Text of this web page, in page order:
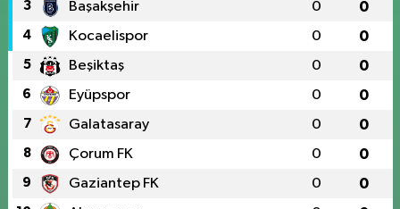
3 Başakşehir 0 0
4 Kocaelispor 0 0
5 Beşiktaş 0 0
6 Eyüpspor 0 0
7 Galatasaray 0 0
8 Çorum FK 0 0
9 Gaziantep FK 0 0